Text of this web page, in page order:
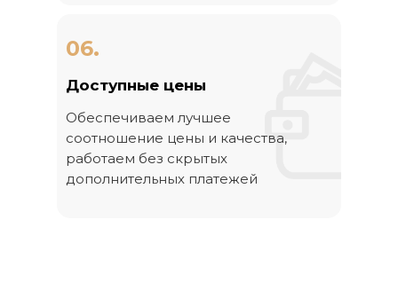
Обеспечиваем лучшее
соотношение цены и качества,
работаем без скрытых
дополнительных платежей
Доступные цены
06.